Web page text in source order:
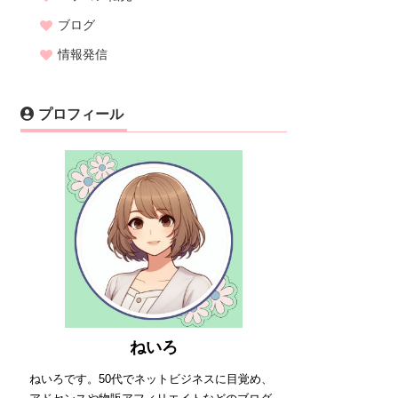
ブログ
情報発信
プロフィール
ねいろ
ねいろです。50代でネットビジネスに目覚め、